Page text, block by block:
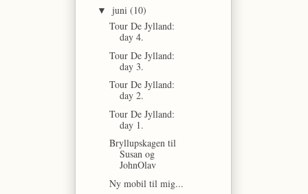
▼juni(10)
Tour De Jylland:
day 4.
Tour De Jylland:
day 3.
Tour De Jylland:
day 2.
Tour De Jylland:
day 1.
Bryllupskagen til
Susan og
JohnOlav
Ny mobil til mig...